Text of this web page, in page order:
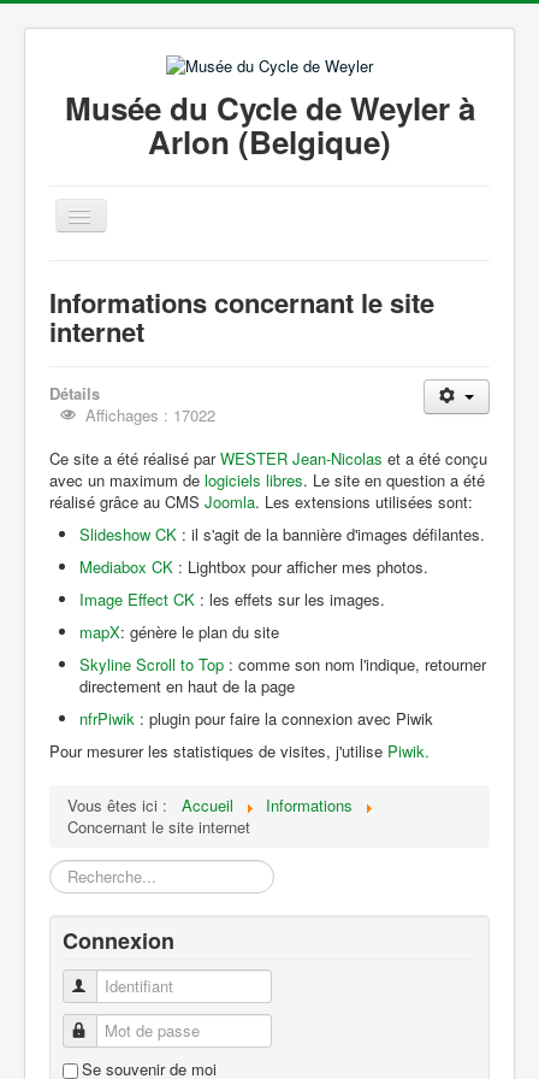
Musée du Cycle de Weyler à
Arlon (Belgique)
Basculer
la
Philippe Tibesar
Galerie Photos
Liens
Informations concernant le site
internet
Détails
Affichages : 17022
Ce site a été réalisé parWESTER Jean-Nicolas et a été conçu
avec un maximum de logiciels libres. Le site en question a été
réalisé grâce au CMS Joomla. Les extensions utilisées sont:
Slideshow CK : il s'agit de la bannière d'images défilantes.
Mediabox CK : Lightbox pour afficher mes photos.
Image Effect CK : les effets sur les images.
mapX: génère le plan du site
Skyline Scroll to Top : comme son nom l'indique, retourner
directement en haut de la page
nfrPiwik : plugin pour faire la connexion avec Piwik
Pour mesurer les statistiques de visites, j'utilise Piwik.
Vous êtes ici : Accueil
Informations
Concernant le site internet
Rechercher
Connexion
Identifiant
Mot de passe
Se souvenir de moi